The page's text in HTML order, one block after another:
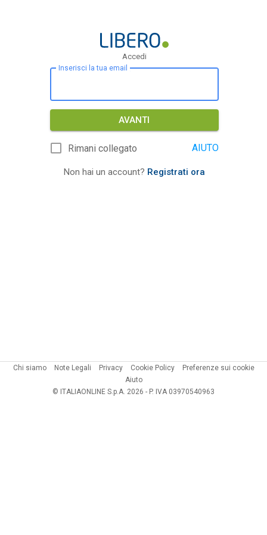
Accedi
Inserisci la tua email
AVANTI
Rimani collegato AIUTO
Non hai un account? Registrati ora
Chi siamo Note Legali Privacy Cookie Policy
Preferenze sui cookie
Aiuto
© ITALIAONLINE S.p.A. 2026 - P. IVA 03970540963